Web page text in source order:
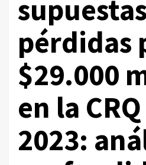
supuestas
pérdidas
$29.000
en la
2023: